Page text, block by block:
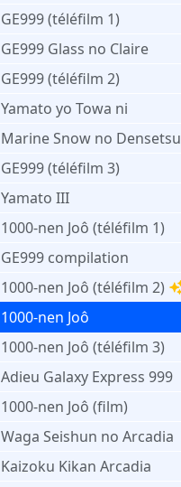
GE999 (téléfilm 1)
GE999 Glass no Claire
GE999 (téléfilm 2)
Yamato yo Towa ni
Marine Snow no Densetsu
GE999 (téléfilm 3)
Yamato III
1000-nen Joô (téléfilm 1)
GE999 compilation
1000-nen Joô (téléfilm 2)
1000-nen Joô
1000-nen Joô (téléfilm 3)
Adieu Galaxy Express 999
1000-nen Joô (film)
Waga Seishun no Arcadia
Kaizoku Kikan Arcadia